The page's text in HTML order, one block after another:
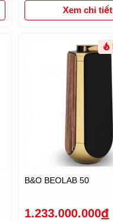
Xem chi tiết
B&O BEOLAB 50
1.233.000.000đ